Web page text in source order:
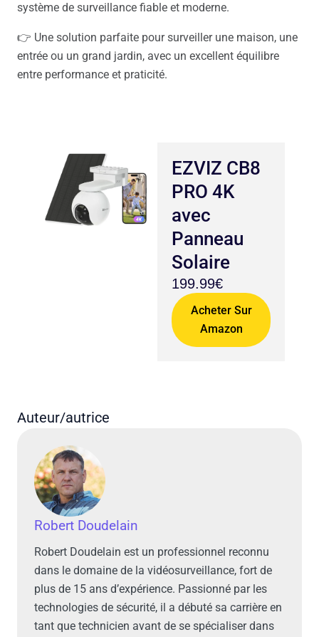
système de surveillance fiable et moderne.
👉 Une solution parfaite pour surveiller une maison, une
entrée ou un grand jardin, avec un excellent équilibre
entre performance et praticité.
EZVIZ CB8
PRO 4K
avec
Panneau
Solaire
199.99€
Acheter Sur
Amazon
Auteur/autrice
Robert Doudelain
Robert Doudelain est un professionnel reconnu
dans le domaine de la vidéosurveillance, fort de
plus de 15 ans d’expérience. Passionné par les
technologies de sécurité, il a débuté sa carrière en
tant que technicien avant de se spécialiser dans